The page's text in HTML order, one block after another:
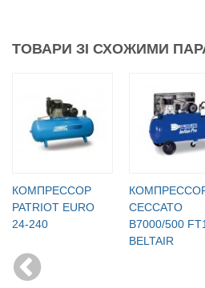
ТОВАРИ ЗІ СХОЖИМИ
КОМПРЕССОР
PATRIOT EURO
24-240
CECCATO
B7000/500
BELTAIR